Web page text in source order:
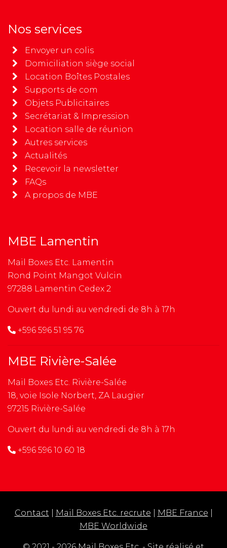
Nos services
Envoyer un colis
Domiciliation siège social
Location Boîtes Postales
Supports de com
Objets Publicitaires
Secrétariat & Impression
Location salle de réunion
Autres services
Actualités
Recevoir la newsletter
FAQs
A propos de MBE
MBE Lamentin
Mail Boxes Etc. Lamentin
Rond Point Mangot Vulcin
97288 Lamentin Cedex 2
Ouvert du lundi au vendredi de 8h à 17h
+596 596 51 95 76
MBE Rivière-Salée
Mail Boxes Etc. Rivière-Salée
18, voie Isole Norbert, ZA Laugier
97215 Rivière-Salée
Ouvert du lundi au vendredi de 8h à 17h
+596 596 10 60 18
Contact Mail Boxes Etc. recrute MBE France
MBE Worldwide